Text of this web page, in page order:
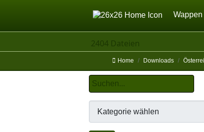
Home
Wappen
2404 Dateien
Home Downloads